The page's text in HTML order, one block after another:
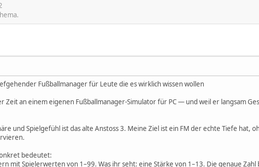
Fußballmanager für Leute die es wirklich wissen wollen
Zeit an einem eigenen Fußballmanager-Simulator für PC — und weil er langsam
und Spielgefühl ist das alte Anstoss 3. Meine Ziel ist ein FM der echte Tiefe hat,
bedeutet:
mit Spielerwerten von 1–99. Was ihr seht: eine Stärke von 1–13. Die genaue Zahl